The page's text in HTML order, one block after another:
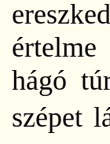
hágó
szépet